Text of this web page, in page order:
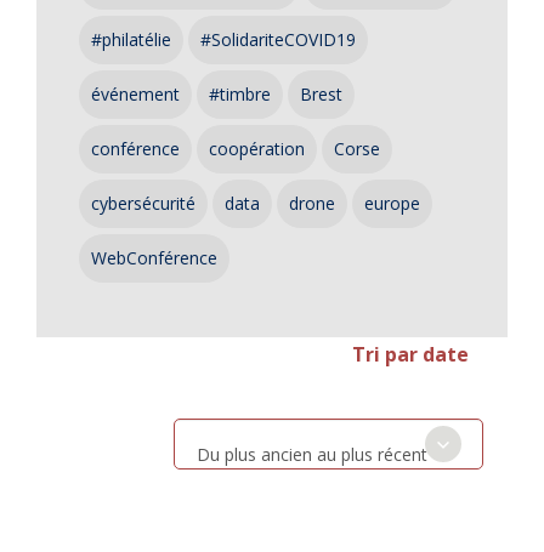
#philatélie #SolidariteCOVID19
événement #timbre Brest
conférence coopération Corse
cybersécurité data drone europe
WebConférence
Tri par date
Du plus ancien au plus récent